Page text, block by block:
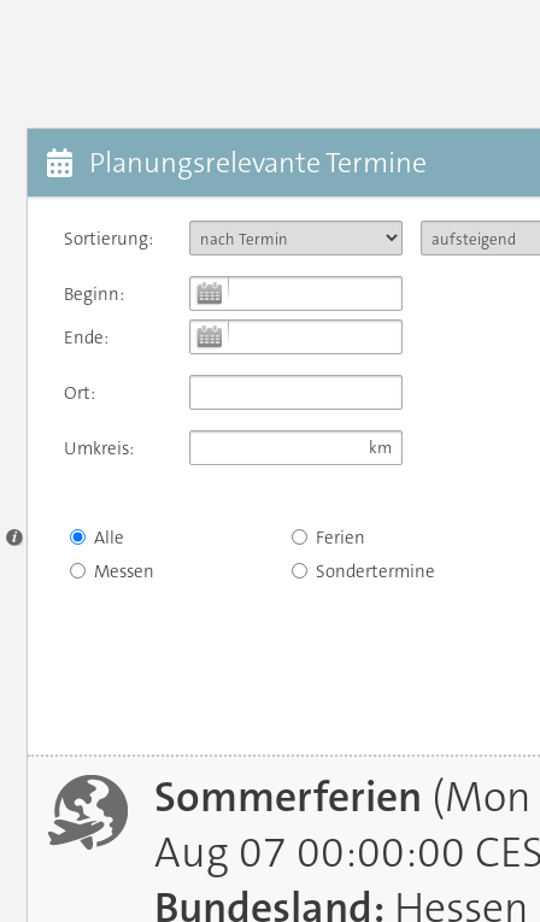
Planungsrelevante Termine
Sortierung:
Beginn:
Ende:
Ort:
Umkreis:
Alle
Messen
Ferien
Sondertermine
Sommerferien (Mon
Aug 07 00:00:00
Bundesland: Hessen